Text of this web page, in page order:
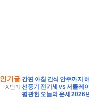
인기글
X 닫기
평관헌 오늘의 운세 2026